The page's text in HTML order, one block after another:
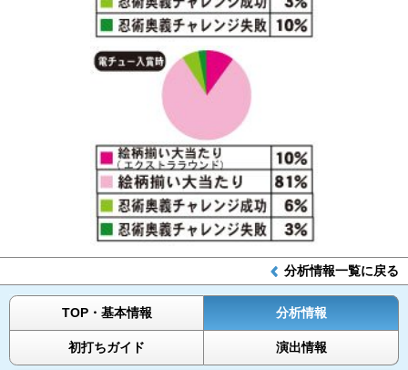
分析情報一覧に戻る
TOP・基本情報 分析情報
初打ちガイド 演出情報